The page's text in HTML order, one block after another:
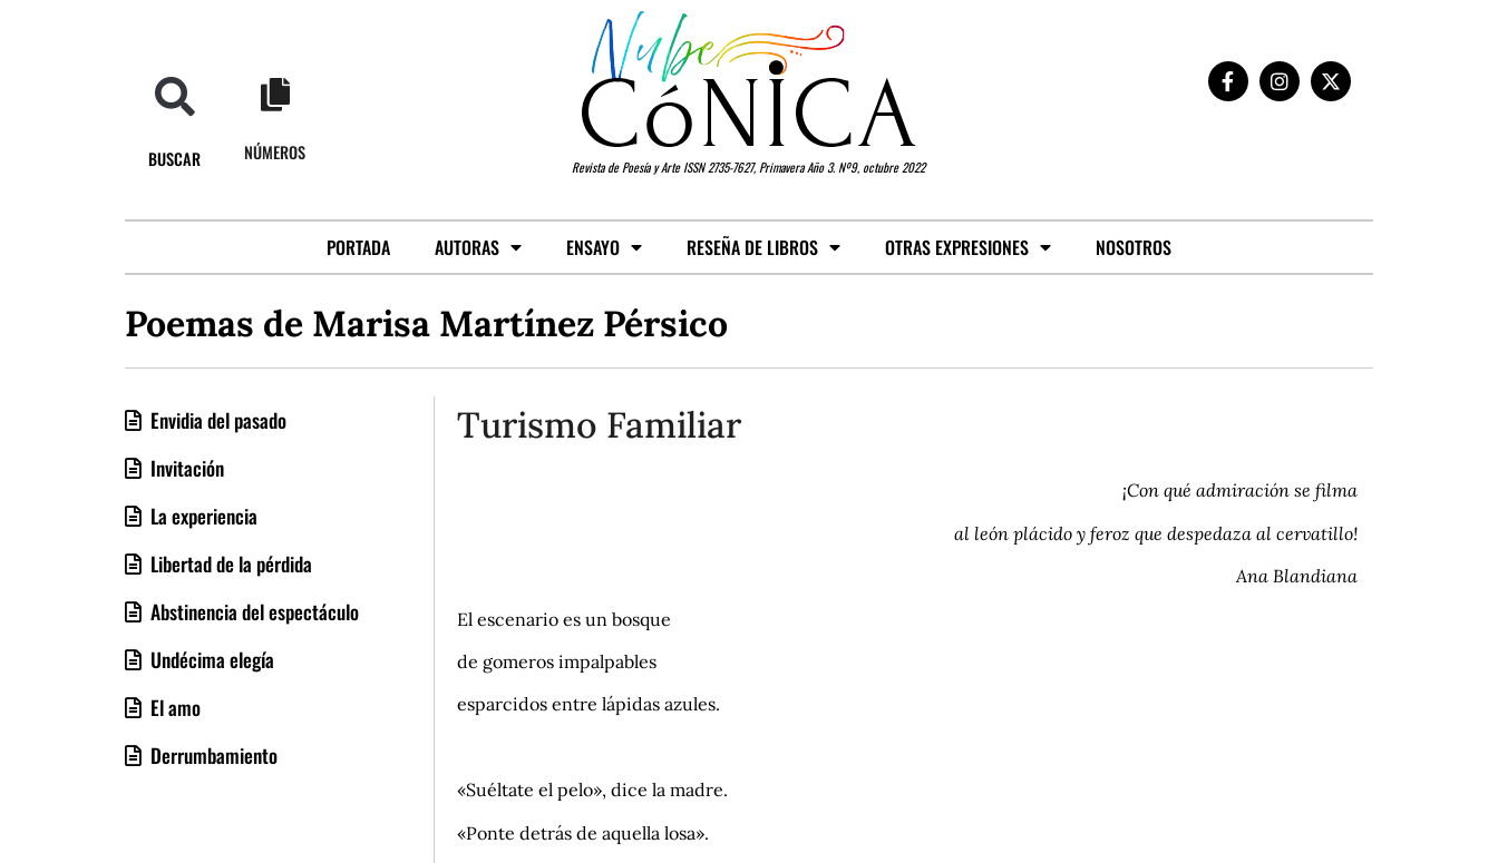
BUSCAR NÚMEROS
Revista de Poesía y Arte ISSN 2735-7627, Primavera Año 3. Nº9, octubre 2022
PORTADA AUTORAS ENSAYO RESEÑA DE LIBROS OTRAS EXPRESIONES NOSOTROS
Poemas de Marisa Martínez Pérsico
Envidia del pasado
Invitación
La experiencia
Libertad de la pérdida
Abstinencia del espectáculo
Undécima elegía
El amo
Derrumbamiento
Turismo Familiar
¡Con qué admiración se filma
al león plácido y feroz que despedaza al cervatillo!
Ana Blandiana
El escenario es un bosque
de gomeros impalpables
esparcidos entre lápidas azules.
«Suéltate el pelo», dice la madre.
«Ponte detrás de aquella losa».